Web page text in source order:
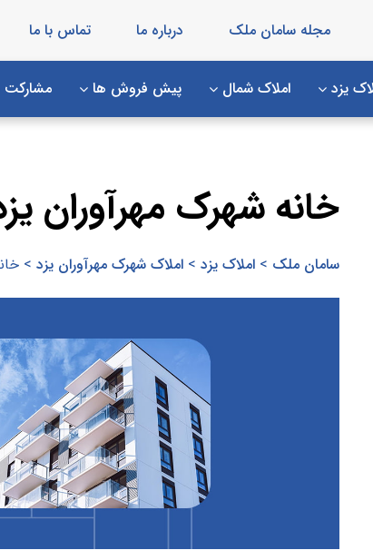
مجله سامان ملک درباره ما تماس با ما
یزد املاک شمال پیش فروش ها
خانه شهرک مهرآوران
سامان ملک >املاک یزد >املاک شهرک مهرآوران یزد >